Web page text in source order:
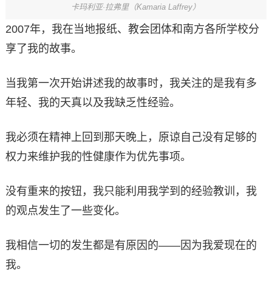
卡玛利亚·拉弗里（Kamaria Laffrey）
2007年，我在当地报纸、教会团体和南方各所学校分
享了我的故事。
当我第一次开始讲述我的故事时，我关注的是我有多
年轻、我的天真以及我缺乏性经验。
我必须在精神上回到那天晚上，原谅自己没有足够的
权力来维护我的性健康作为优先事项。
没有重来的按钮，我只能利用我学到的经验教训，我
的观点发生了一些变化。
我相信一切的发生都是有原因的——因为我爱现在的
我。